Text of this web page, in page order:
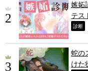
嫉妬
テス
診断
蛇の
けた